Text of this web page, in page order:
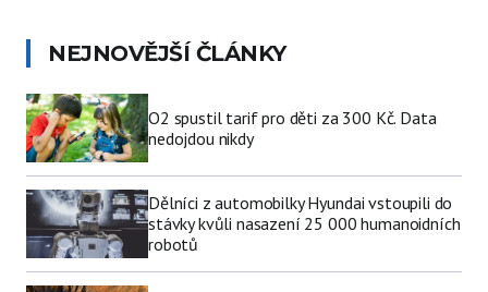
NEJNOVĚJŠÍ ČLÁNKY
O2 spustil tarif pro děti za 300 Kč. Data
nedojdou nikdy
Dělníci z automobilky Hyundai vstoupili do
stávky kvůli nasazení 25 000 humanoidních
robotů